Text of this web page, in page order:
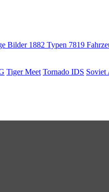
Bilder 1882 Typen 7819
Tiger Meet Tornado IDS Soviet